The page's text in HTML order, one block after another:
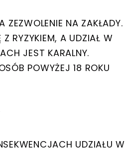
ZEZWOLENIE NA ZAKŁADY.
RYZYKIEM, A UDZIAŁ W
JEST KARALNY.
POWYŻEJ 18 ROKU
UDZIAŁU W